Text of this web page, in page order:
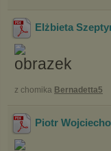
Elżbieta
z chomika Bernadetta5
Piotr